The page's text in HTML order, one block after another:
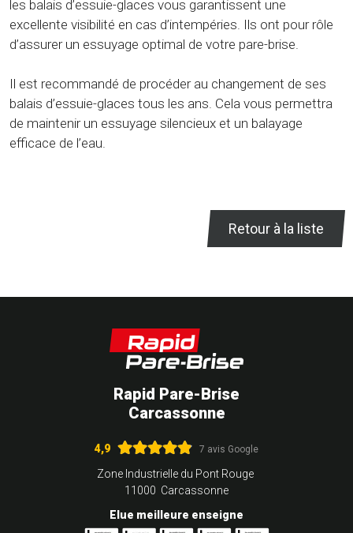
les balais d’essuie-glaces vous garantissent une
excellente visibilité en cas d’intempéries. Ils ont pour rôle
d’assurer un essuyage optimal de votre pare-brise.
Il est recommandé de procéder au changement de ses
balais d’essuie-glaces tous les ans. Cela vous permettra
de maintenir un essuyage silencieux et un balayage
efficace de l’eau.
Retour à la liste
Rapid Pare-Brise
Carcassonne
4,9 7 avis Google
Zone Industrielle du Pont Rouge
11000 Carcassonne
Elue meilleure enseigne